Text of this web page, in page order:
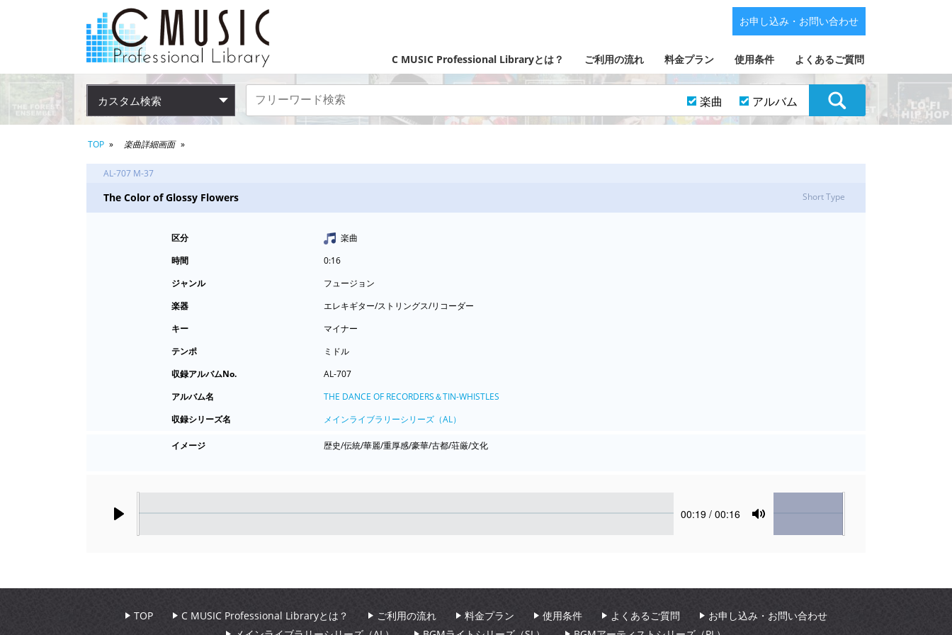
C MUSIC Professional Libraryとは？ ご利用の流れ 料金プラン 使用条件 よくあるご質問
お申し込み・お問い合わせ
カスタム検索 楽曲 アルバム
TOP 楽曲詳細画面
AL-707 M-37
The Color of Glossy Flowers Short Type
区分
楽曲
時間
0:16
ジャンル
フュージョン
楽器
エレキギター/ストリングス/リコーダー
キー
マイナー
テンポ
ミドル
収録アルバムNo.
AL-707
アルバム名
THE DANCE OF RECORDERS＆TIN-WHISTLES
収録シリーズ名
メインライブラリーシリーズ（AL）
イメージ 歴史/伝統/華麗/重厚感/豪華/古都/荘厳/文化
Current
00:19 / 00:16
Mute
Volume
TOP C MUSIC Professional Libraryとは？ ご利用の流れ 料金プラン 使用条件 よくあるご質問
お申し込み・お問い合わせ